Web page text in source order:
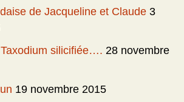
de Jacqueline et Claude 3
silicifiée…. 28 novembre
19 novembre 2015